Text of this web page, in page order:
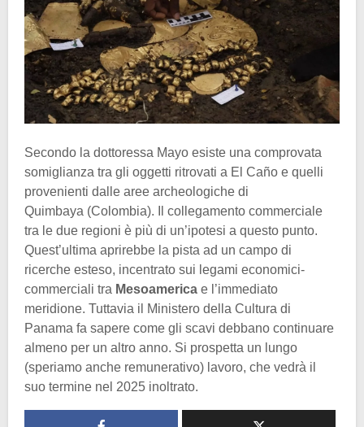
Secondo la dottoressa Mayo esiste una comprovata
somiglianza tra gli oggetti ritrovati a El Caño e quelli
provenienti dalle aree archeologiche di
Quimbaya (Colombia). Il collegamento commerciale
tra le due regioni è più di un’ipotesi a questo punto.
Quest’ultima aprirebbe la pista ad un campo di
ricerche esteso, incentrato sui legami economici-
commerciali tra Mesoamerica e l’immediato
meridione. Tuttavia il Ministero della Cultura di
Panama fa sapere come gli scavi debbano continuare
almeno per un altro anno. Si prospetta un lungo
(speriamo anche remunerativo) lavoro, che vedrà il
suo termine nel 2025 inoltrato.